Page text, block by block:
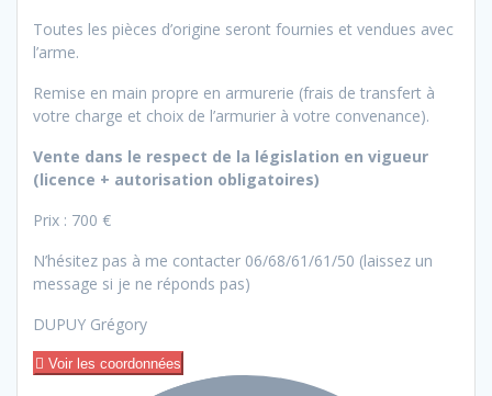
Toutes les pièces d’origine seront fournies et vendues avec
l’arme.
Remise en main propre en armurerie (frais de transfert à
votre charge et choix de l’armurier à votre convenance).
Vente dans le respect de la législation en vigueur
(licence + autorisation obligatoires)
Prix : 700 €
N’hésitez pas à me contacter 06/68/61/61/50 (laissez un
message si je ne réponds pas)
DUPUY Grégory
Voir les coordonnées